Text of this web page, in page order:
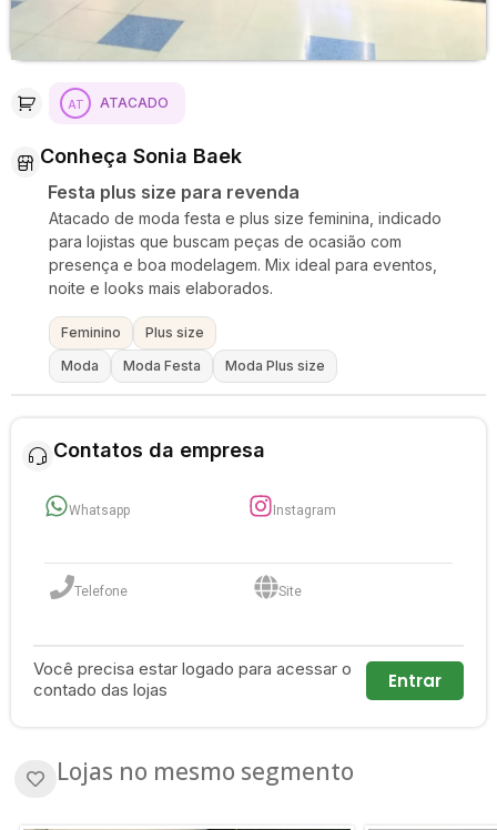
ATACADO
Conheça Sonia Baek
Festa plus size para revenda
Atacado de moda festa e plus size feminina, indicado
para lojistas que buscam peças de ocasião com
presença e boa modelagem. Mix ideal para eventos,
noite e looks mais elaborados.
Feminino
Plus size
Moda
Moda Festa Moda Plus size
Contatos da empresa
Whatsapp Instagram
Telefone Site
Você precisa estar logado para acessar o
contado das lojas
Entrar
Lojas no mesmo segmento